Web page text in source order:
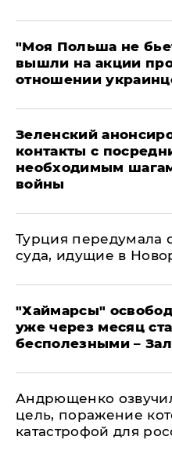
"Моя Польша не
вышли на акции
отношении
Зеленский
контакты с
необходимым
войны
Турция передумала
суда, идущие в
"Хаймарсы"
уже через месяц
бесполезными –
Андрющенко
цель, поражение
катастрофой для